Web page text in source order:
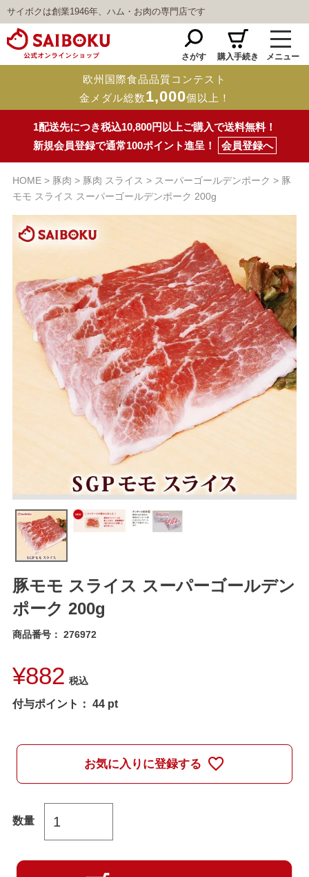
サイボクは創業1946年、ハム・お肉の専門店です
さがす 購入手続き メニュー
欧州国際食品品質コンテスト
金メダル総数1,000個以上！
1配送先につき税込10,800円以上ご購入で送料無料！
新規会員登録で通常100ポイント進呈！
会員登録へ
HOME 豚肉 豚肉 スライス スーパーゴールデンポーク
豚
モモ スライス スーパーゴールデンポーク 200g
豚モモ スライス スーパーゴールデン
ポーク 200g
商品番号 276972
¥882 税込
付与ポイント： 44 pt
お気に入りに登録する